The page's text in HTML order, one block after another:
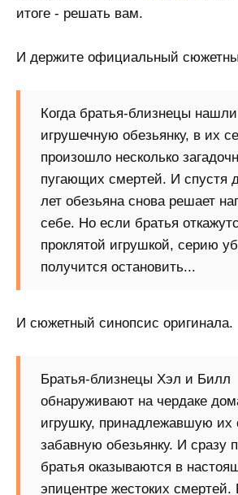
итоге - решать вам.
И держите официальный
Когда братья-близнецы
игрушечную обезьянку, в их
произошло несколько
пугающих смертей. И спустя
лет обезьяна снова решает
себе. Но если братья
проклятой игрушкой, серию
получится остановить...
И сюжетный синопсис оригинала.
Братья-близнецы Хэл и Билл
обнаруживают на чердаке
игрушку, принадлежавшую их
забавную обезьянку. И сразу
братья оказываются в
эпицентре жестоких смертей.